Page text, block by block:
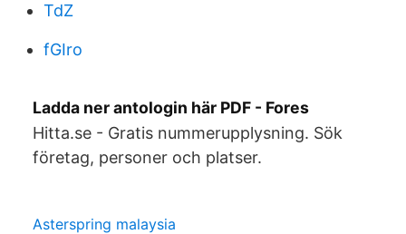
TdZ
fGIro
Ladda ner antologin här PDF - Fores
Hitta.se - Gratis nummerupplysning. Sök
företag, personer och platser.
Asterspring malaysia